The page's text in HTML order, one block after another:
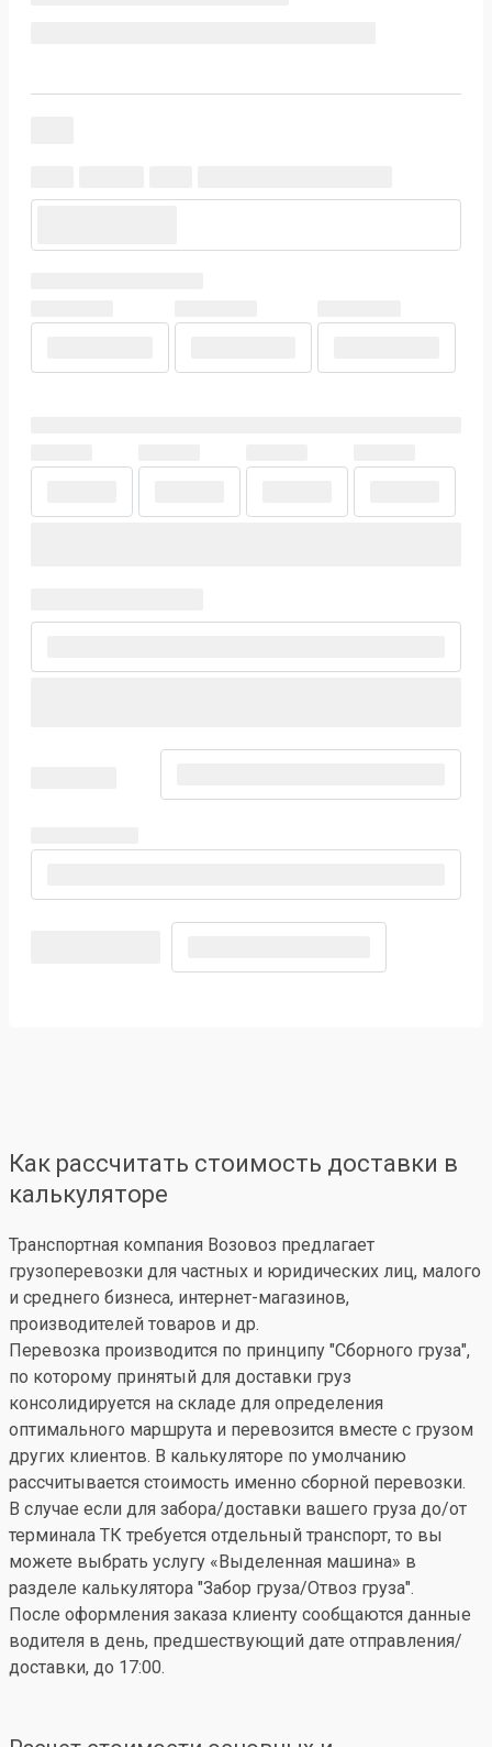
Как рассчитать стоимость доставки в
калькуляторе
Транспортная компания Возовоз предлагает
грузоперевозки для частных и юридических лиц, малого
и среднего бизнеса, интернет-магазинов,
производителей товаров и др.
Перевозка производится по принципу "Сборного груза",
по которому принятый для доставки груз
консолидируется на складе для определения
оптимального маршрута и перевозится вместе с грузом
других клиентов. В калькуляторе по умолчанию
рассчитывается стоимость именно сборной перевозки.
В случае если для забора/доставки вашего груза до/от
терминала ТК требуется отдельный транспорт, то вы
можете выбрать услугу «Выделенная машина» в
разделе калькулятора "Забор груза/Отвоз груза".
После оформления заказа клиенту сообщаются данные
водителя в день, предшествующий дате отправления/
доставки, до 17:00.